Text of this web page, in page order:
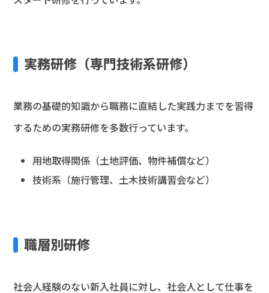
実務研修（専門技術系研修）
業務の基礎的知識から職務に直結した実践力までを習得
するための実務研修を多数行っています。
用地取得関係（土地評価、物件補償など）
技術系（施行管理、土木技術講習会など）
職層別研修
社会人経験のない新入社員に対し、社会人として仕事を